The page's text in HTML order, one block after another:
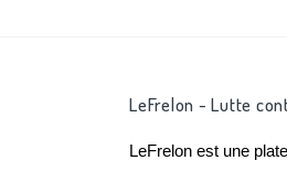
LeFrelon - Lutte
LeFrelon est une